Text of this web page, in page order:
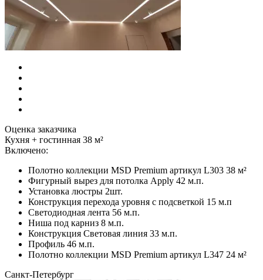
Оценка заказчика
Кухня + гостинная 38 м²
Включено:
Полотно коллекции MSD Premium артикул L303 38 м²
Фигурный вырез для потолка Apply 42 м.п.
Установка люстры 2шт.
Конструкция перехода уровня с подсветкой 15 м.п
Светодиодная лента 56 м.п.
Ниша под карниз 8 м.п.
Конструкция Световая линия 33 м.п.
Профиль 46 м.п.
Полотно коллекции MSD Premium артикул L347 24 м²
Санкт-Петербург